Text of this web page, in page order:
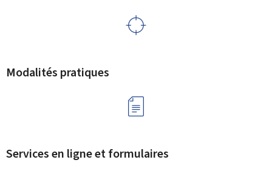
Modalités pratiques
Services en ligne et formulaires